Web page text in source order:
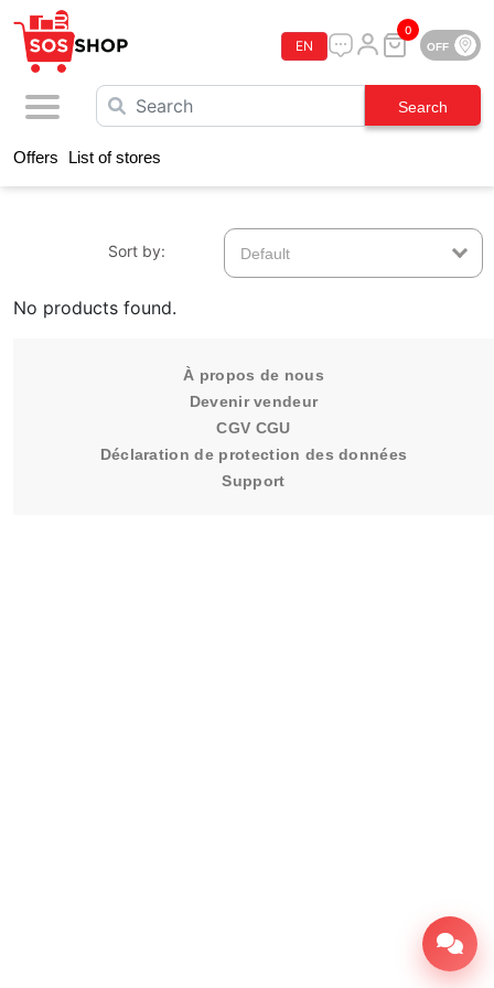
Offers List of stores
EN
0
Sort by: Default
No products found.
À propos de nous
Devenir vendeur
CGV CGU
Déclaration de protection des données
Support
Sos-Shop
Online